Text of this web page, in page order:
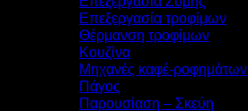
Επεξεργασία τροφίμων
Θέρμανση τροφίμων
Κουζίνα
Μηχανές καφέ-ροφημάτων
Πάγος
Παρουσίαση – Σκεύη